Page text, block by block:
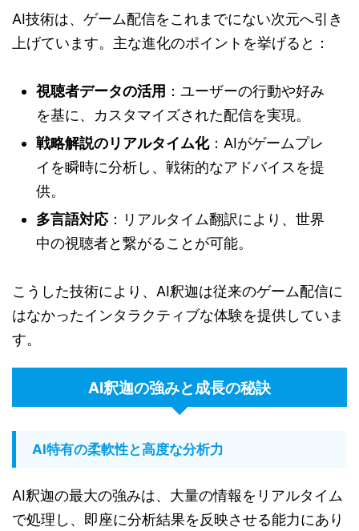
AI技術は、ゲーム配信をこれまでにない次元へ引き
上げています。主な進化のポイントを挙げると：
視聴者データの活用 ：ユーザーの行動や好み
を基に、カスタマイズされた配信を実現。
戦略解説のリアルタイム化：AIがゲームプレ
イを瞬時に分析し、戦術的なアドバイスを提
供。
多言語対応：リアルタイム翻訳により、世界
中の視聴者と繋がることが可能。
こうした技術により、AI釈迦は従来のゲーム配信に
はなかったインタラクティブな体験を提供していま
す。
AI釈迦の強みと成長の秘訣
AI特有の柔軟性と高度な分析力
AI釈迦の最大の強みは、大量の情報をリアルタイム
で処理し、即座に分析結果を反映させる能力にあり